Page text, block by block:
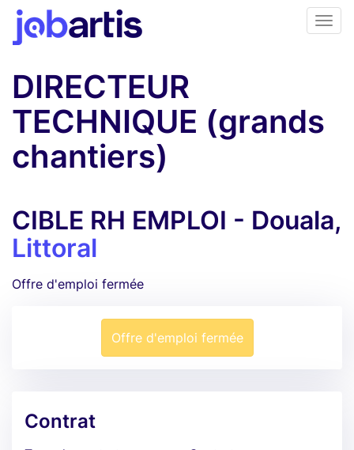
DIRECTEUR
TECHNIQUE (grands
chantiers)
CIBLE RH EMPLOI - Douala,
Littoral
Offre d'emploi fermée
Offre d'emploi fermée
Contrat